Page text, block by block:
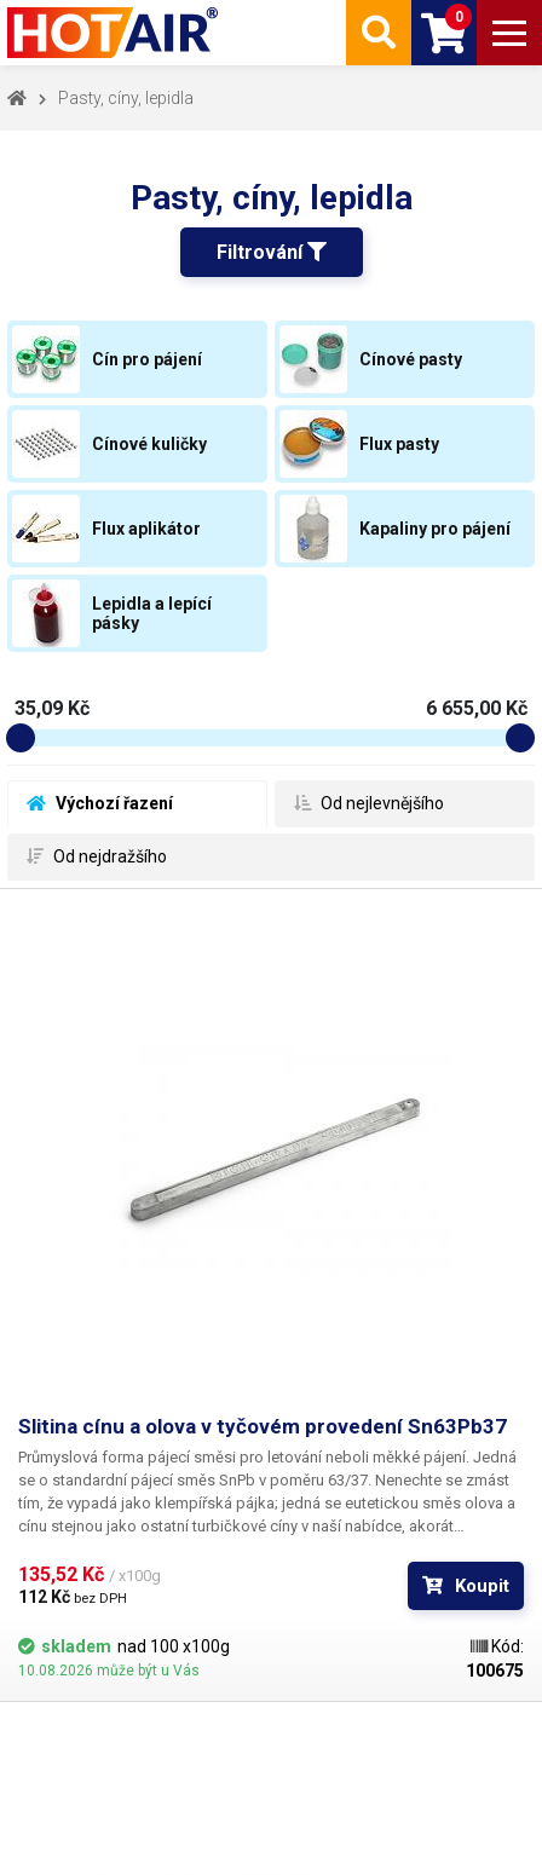
0
Pasty, cíny, lepidla
Pasty, cíny, lepidla
Filtrování
Cín pro pájení Cínové pasty
Cínové kuličky Flux pasty
Flux aplikátor Kapaliny pro pájení
Lepidla a lepící
pásky
Výchozí řazení Od nejlevnějšího
Od nejdražšího
35,09 Kč 6 655,00 Kč
Slitina cínu a olova v tyčovém provedení Sn63Pb37
Průmyslová forma pájecí směsi pro letování neboli měkké pájení. Jedná
se o standardní pájecí směs SnPb v poměru 63/37. Nenechte se zmást
tím, že vypadá jako klempířská pájka; jedná se eutetickou směs olova a
cínu stejnou jako ostatní turbičkové cíny v naší nabídce, akorát
potřeba větší množství cínu – například pro naplnění cínové lázně.
135,52 Kč / x100g
112 Kč bez DPH
Koupit
skladem nad 100 x100g
10.08.2026 může být u Vás
Kód:
100675